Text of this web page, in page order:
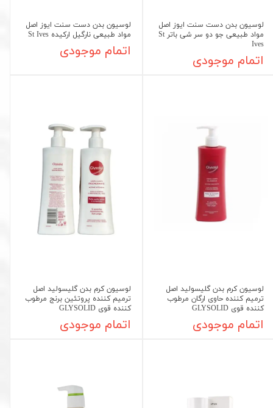
لوسیون بدن دست سنت ایوز اصل
مواد طبیعی جو دو سر شی باتر St
Ives
اتمام موجودی
لوسیون بدن دست سنت ایوز اصل
مواد طبیعی نارگیل ارکیده St Ives
اتمام موجودی
لوسیون کرم بدن گلیسولید اصل
ترمیم کننده حاوی ارگان مرطوب
کننده قوی GLYSOLID
اتمام موجودی
لوسیون کرم بدن گلیسولید اصل
ترمیم کننده پروتئین برنج مرطوب
کننده قوی GLYSOLID
اتمام موجودی